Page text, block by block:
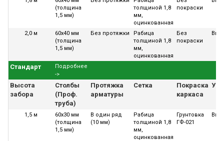
(толщина
1,5 мм)
толщиной 1,8
мм,
оцинкованная
покраски
2,0 м
60х40 мм
(толщина
1,5 мм)
Без протяжки
Рабица
толщиной 1,8
мм,
оцинкованная
Без
покраски
Стандарт
Подробнее
->
Высота
забора
Столбы
(Проф.
труба)
Протяжка
арматуры
Сетка
Покраска
каркаса
1,5 м
60х30 мм
(толщина
1,5 мм)
В один ряд
(10 мм)
Рабица
толщиной 1,8
мм,
оцинкованная
Грунтовка
ГФ-021